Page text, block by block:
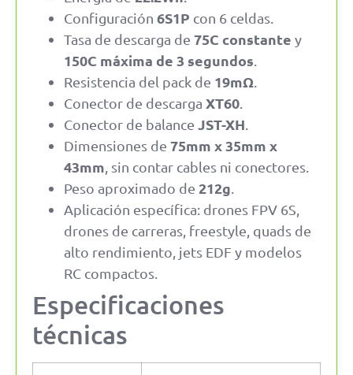
Configuración 6S1P con 6 celdas.
Tasa de descarga de 75C constante y
150C máxima de 3 segundos
Resistencia del pack de 19mΩ
Conector de descarga XT60
Conector de balance JST-XH
Dimensiones de 75mm x 35mm x
43mm , sin contar cables ni conectores.
Peso aproximado de 212g
Aplicación específica: drones FPV 6S,
drones de carreras, freestyle, quads de
alto rendimiento, jets EDF y modelos
RC compactos.
Especificaciones
técnicas